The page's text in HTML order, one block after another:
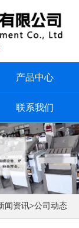
产品中心
联系我们
闻资讯>公司动态